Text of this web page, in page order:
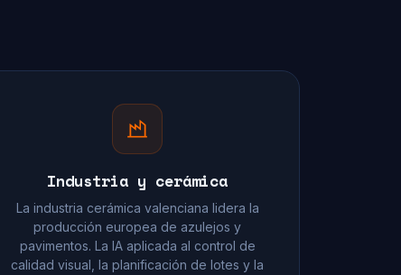
Industria y cerámica
La industria cerámica valenciana lidera la
producción europea de azulejos y
pavimentos. La IA aplicada al control de
calidad visual, la planificación de lotes y la